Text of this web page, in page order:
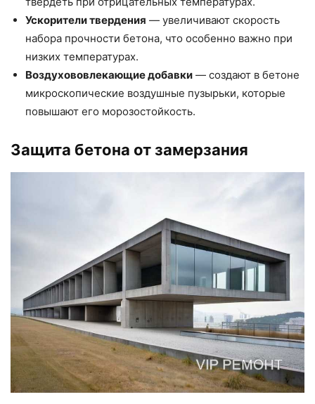
Ускорители твердения — увеличивают скорость
набора прочности бетона, что особенно важно при
низких температурах.
Воздухововлекающие добавки — создают в бетоне
микроскопические воздушные пузырьки, которые
повышают его морозостойкость.
Защита бетона от замерзания